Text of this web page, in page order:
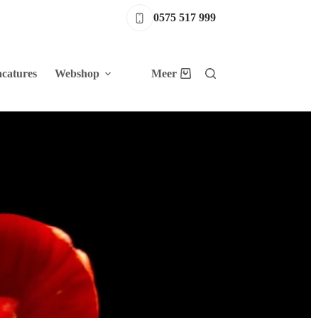
0575 517 999
Webshop Meer Winkelwagen